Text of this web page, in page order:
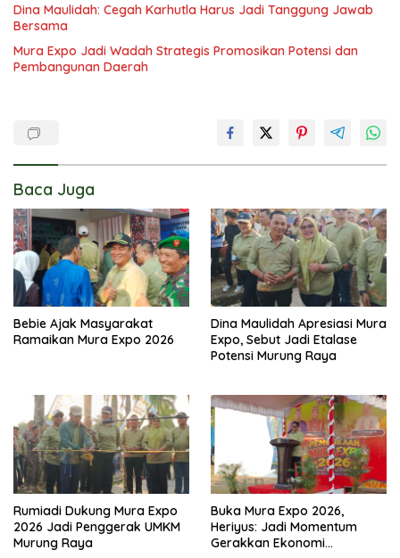
Dina Maulidah: Cegah Karhutla Harus Jadi Tanggung Jawab
Bersama
Mura Expo Jadi Wadah Strategis Promosikan Potensi dan
Pembangunan Daerah
Baca Juga
Bebie Ajak Masyarakat
Ramaikan Mura Expo 2026
Dina Maulidah Apresiasi Mura
Expo, Sebut Jadi Etalase
Potensi Murung Raya
Rumiadi Dukung Mura Expo
2026 Jadi Penggerak UMKM
Murung Raya
Buka Mura Expo 2026,
Heriyus: Jadi Momentum
Gerakkan Ekonomi